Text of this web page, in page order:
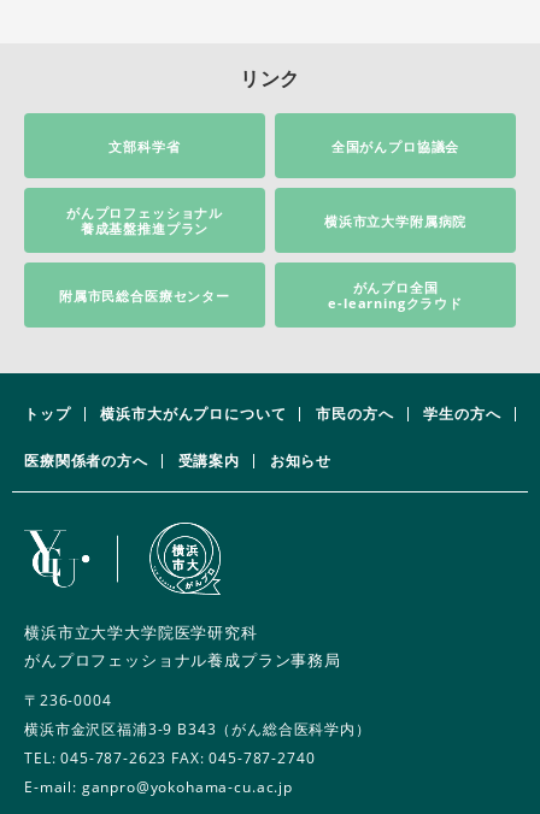
リンク
文部科学省 全国がんプロ協議会
がんプロフェッショナル
養成基盤推進プラン
横浜市立大学附属病院
附属市民総合医療センター
がんプロ全国
e-learningクラウド
トップ 横浜市大がんプロについて 市民の方へ 学生の方へ
医療関係者の方へ 受講案内 お知らせ
横浜市立大学大学院医学研究科
がんプロフェッショナル養成プラン事務局
〒236-0004
横浜市金沢区福浦3-9 B343（がん総合医科学内）
TEL:045-787-2623 FAX: 045-787-2740
E-mail: ganpro@yokohama-cu.ac.jp